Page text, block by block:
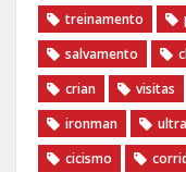
treinamento
salvamento
crian
visitas
ironman
cicismo